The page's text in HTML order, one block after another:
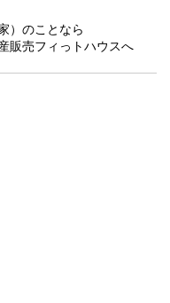
）のことなら
販売フィっトハウスへ